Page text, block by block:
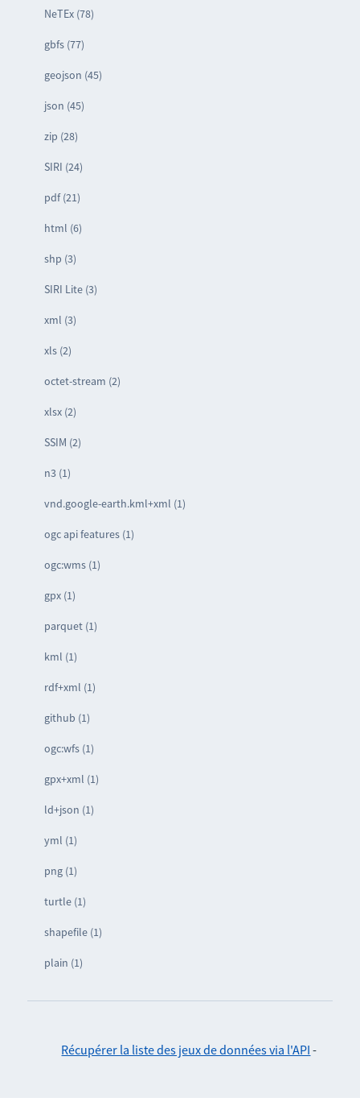
NeTEx (78)
gbfs (77)
geojson (45)
json (45)
zip (28)
SIRI (24)
pdf (21)
html (6)
shp (3)
SIRI Lite (3)
xml (3)
xls (2)
octet-stream (2)
xlsx (2)
SSIM (2)
n3 (1)
vnd.google-earth.kml+xml (1)
ogc api features (1)
ogc:wms (1)
gpx (1)
parquet (1)
kml (1)
rdf+xml (1)
github (1)
ogc:wfs (1)
gpx+xml (1)
ld+json (1)
yml (1)
png (1)
turtle (1)
shapefile (1)
plain (1)
Récupérer la liste des jeux de données via l'API -